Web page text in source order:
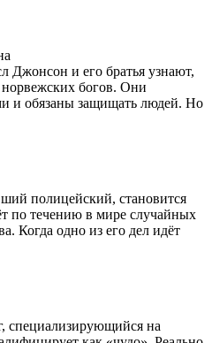
Джонсон и его братья узнают,
богов. Они
и обязаны защищать людей. Но
полицейский, становится
по течению в мире случайных
Когда одно из его дел идёт
специализирующийся на